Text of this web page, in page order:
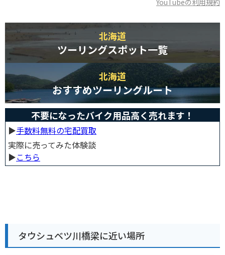
YouTubeの利用規約
北海道
ツーリングスポット一覧
北海道
おすすめツーリングルート
不要になったバイク用品高く売れます！
▶︎手数料無料の宅配買取
実際に売ってみた体験談
▶︎こちら
タウシュベツ川橋梁に近い場所